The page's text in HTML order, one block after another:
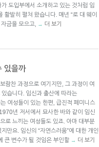
도입부에서 소개하고 있는 것처럼 임
발히 펼쳐 왔습니다. 매년 “로 대 웨이
금을 모으고, → 더 보기
있을까
람찬 과정으로 여기지만, 그 과정이 여
습니다. 임신과 출산에 따라는
여성들이 있는 한편, 급진적 페미니스
년 저서에서 묘사한 바와 같이 임신
로 느끼는 여성들도 있죠. 아마 대부분
만요. 임신의 “자연스러움”에 대한 개인
큰 변수가 될 것임은 부인할 → 더 보기